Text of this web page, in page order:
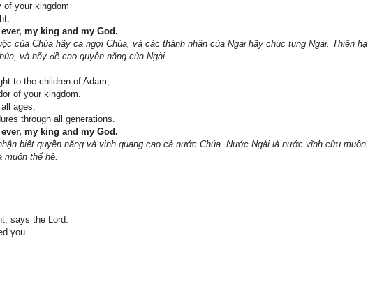
of your kingdom
my king and my God.
của Chúa hãy ca ngợi Chúa, và các thánh nhân của Ngài hãy chúc tụng Ngài. Thiên hạ
và hãy đề cao quyền năng của Ngài.
to the children of Adam,
your kingdom.
ages,
through all generations.
my king and my God.
biết quyền năng và vinh quang cao cả nước Chúa. Nước Ngài là nước vĩnh cửu muôn
muôn thế hệ.
says the Lord:
you.